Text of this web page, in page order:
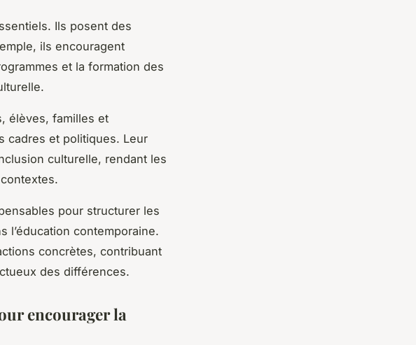
Ils posent des
ils encouragent
et la formation des
élèves, familles et
cadres et politiques. Leur
culturelle, rendant les
pour structurer les
l’éducation contemporaine.
concrètes, contribuant
des différences.
encourager la